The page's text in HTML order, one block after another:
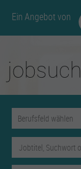
Ein Angebot von